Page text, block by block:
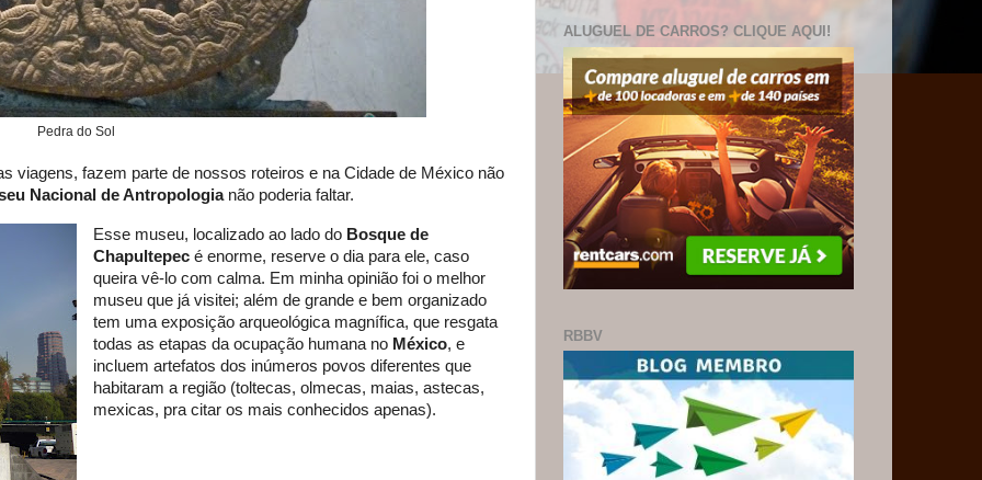
Pedra do Sol
viagens, fazem parte de nossos roteiros e na Cidade de México não
Nacional de Antropologianão poderia faltar.
Esse museu, localizado ao lado do Bosque de
Chapultepecé enorme, reserve o dia para ele, caso
queira vê-lo com calma. Em minha opinião foi o melhor
museu que já visitei; além de grande e bem organizado
tem uma exposição arqueológica magnífica, que resgata
todas as etapas da ocupação humana no México, e
incluem artefatos dos inúmeros povos diferentes que
habitaram a região (toltecas, olmecas, maias, astecas,
mexicas, pra citar os mais conhecidos apenas).
ALUGUEL DE CARROS? CLIQUE AQUI!
RBBV